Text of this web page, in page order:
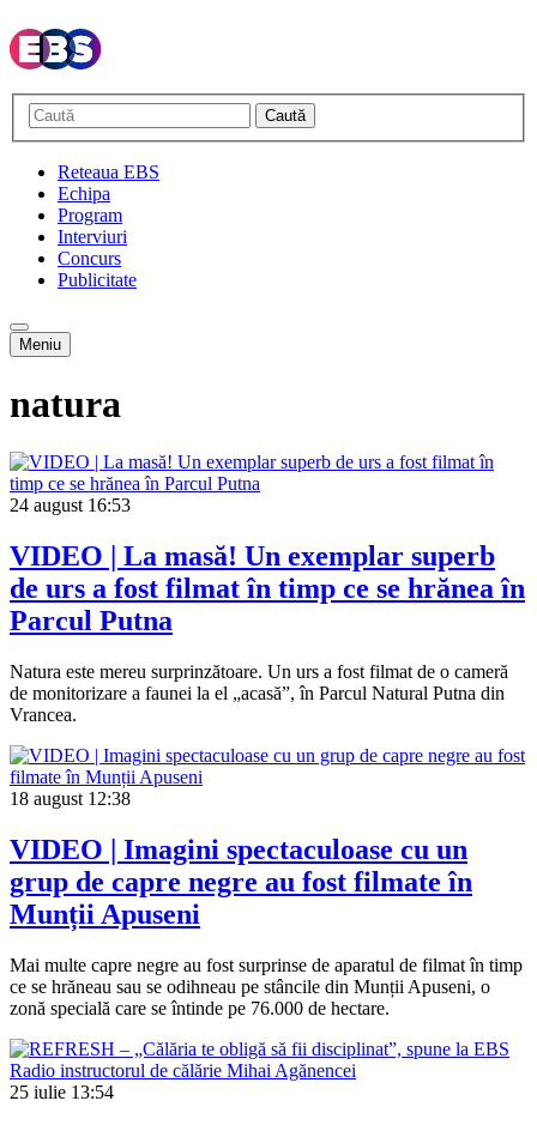
Caută
Reteaua EBS
Echipa
Program
Interviuri
Concurs
Publicitate
Meniu
natura
24 august16:53
VIDEO | La masă! Un exemplar superb
de urs a fost filmat în timp ce se hrănea în
Parcul Putna
Natura este mereu surprinzătoare. Un urs a fost filmat de o cameră
de monitorizare a faunei la el „acasă”, în Parcul Natural Putna din
Vrancea.
18 august 12:38
VIDEO | Imagini spectaculoase cu un
grup de capre negre au fost filmate în
Munții Apuseni
Mai multe capre negre au fost surprinse de aparatul de filmat în timp
ce se hrăneau sau se odihneau pe stâncile din Munții Apuseni, o
zonă specială care se întinde pe 76.000 de hectare.
25 iulie 13:54